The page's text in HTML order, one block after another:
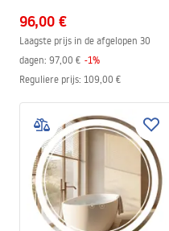
96,00 €
Laagste prijs in de afgelopen 30
dagen: 97,00 € -1%
Reguliere prijs: 109,00 €